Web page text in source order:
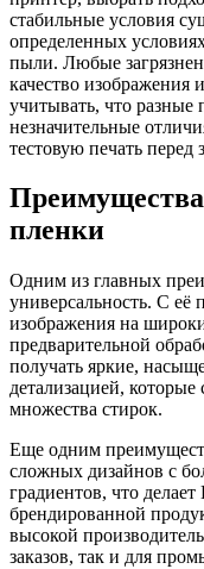
стабильные условия
определенных
пыли. Любые
качество изображения
учитывать, что разные
незначительные
тестовую печать перед
пленки
Одним из главных
универсальность. С
изображения на
предварительной
получать яркие,
детализацией, которые
множества стирок.
Еще одним
сложных дизайнов с
градиентов, что
брендированной
высокой
заказов, так и для